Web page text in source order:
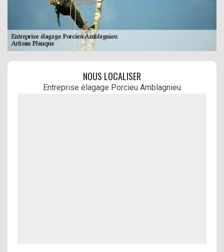
NOUS LOCALISER
Entreprise élagage Porcieu Amblagnieu